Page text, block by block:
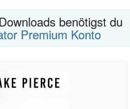
benötigst du
Premium Konto